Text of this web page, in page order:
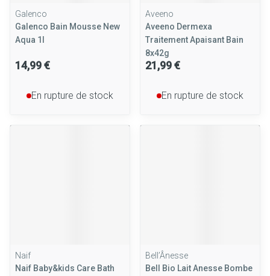
Galenco
Galenco Bain Mousse New
Aqua 1l
14,99 €
En rupture de stock
Aveeno
Aveeno Dermexa
Traitement Apaisant Bain
8x42g
21,99 €
En rupture de stock
Naif
Naif Baby&kids Care Bath
Bell’Ânesse
Bell Bio Lait Anesse Bombe